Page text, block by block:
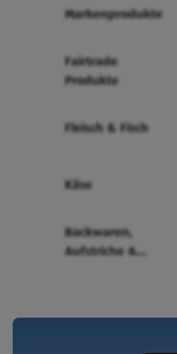
Markenprodukte
Fairtrade
Produkte
Fleisch & Fisch
Käse
Backwaren,
Aufstriche &